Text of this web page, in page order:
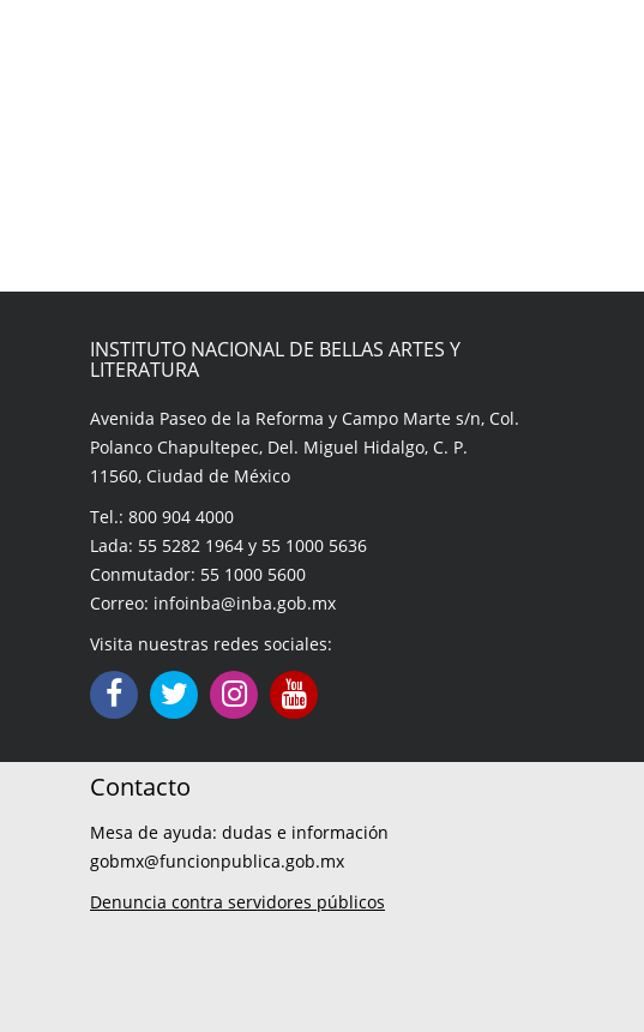
INSTITUTO NACIONAL DE BELLAS ARTES Y
LITERATURA
Avenida Paseo de la Reforma y Campo Marte s/n, Col.
Polanco Chapultepec, Del. Miguel Hidalgo, C. P.
11560, Ciudad de México
Tel.: 800 904 4000
Lada: 55 5282 1964 y 55 1000 5636
Conmutador: 55 1000 5600
Correo: infoinba@inba.gob.mx
Visita nuestras redes sociales:
Contacto
Mesa de ayuda: dudas e información
gobmx@funcionpublica.gob.mx
Denuncia contra servidores públicos